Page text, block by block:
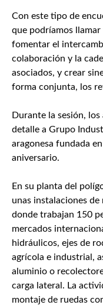
Con este tipo de
que podríamos
fomentar el
colaboración y la
asociados, y crear
forma conjunta, los
Durante la sesión,
detalle a Grupo
aragonesa fundada
aniversario.
En su planta del
unas instalaciones
donde trabajan 150
mercados
hidráulicos, ejes de
agrícola e industrial,
aluminio o
carga lateral. La
montaje de ruedas